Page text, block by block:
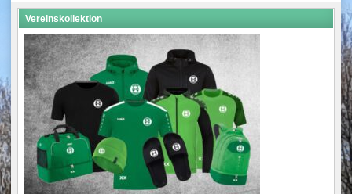
Vereinskollektion